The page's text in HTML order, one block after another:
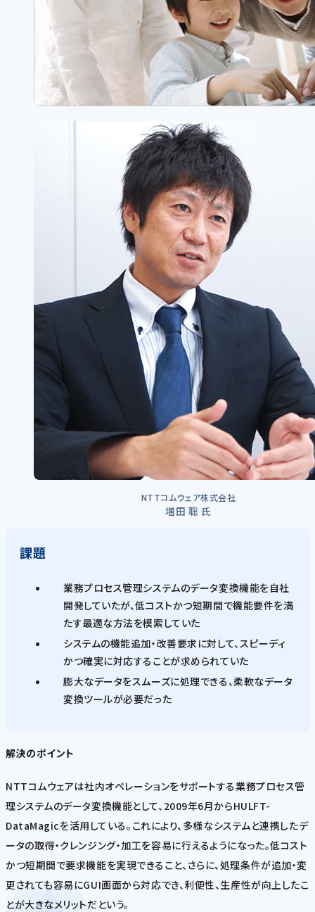
NTTコムウェア株式会社
増田 聡 氏
課題
業務プロセス管理システムのデータ変換機能を自社
開発していたが、低コストかつ短期間で機能要件を満
たす最適な方法を模索していた
システムの機能追加・改善要求に対して、スピーディ
かつ確実に対応することが求められていた
膨大なデータをスムーズに処理できる、柔軟なデータ
変換ツールが必要だった
解決のポイント
NTTコムウェアは社内オペレーションをサポートする業務プロセス管
理システムのデータ変換機能として、2009年6月からHULFT-
DataMagicを活用している。これにより、多様なシステムと連携したデ
ータの取得・クレンジング・加工を容易に行えるようになった。低コスト
かつ短期間で要求機能を実現できること、さらに、処理条件が追加・変
更されても容易にGUI画面から対応でき、利便性、生産性が向上したこ
とが大きなメリットだという。